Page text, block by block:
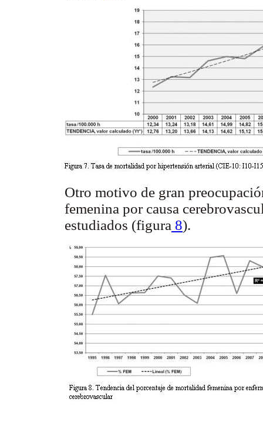
Otro motivo de gran
femenina por causa
estudiados (figura 8).